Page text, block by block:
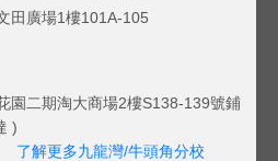
田廣場1樓101A-105
園二期淘大商場2樓S138-139號鋪
)
了解更多九龍灣/牛頭角分校